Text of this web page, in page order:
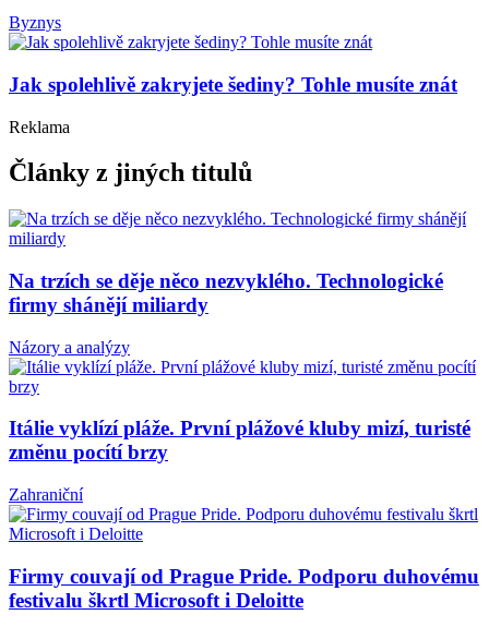
Byznys
Jak spolehlivě zakryjete šediny? Tohle musíte znát
Reklama
Články z jiných titulů
Na trzích se děje něco nezvyklého. Technologické
firmy shánějí miliardy
Názory a analýzy
Itálie vyklízí pláže. První plážové kluby mizí, turisté
změnu pocítí brzy
Zahraniční
Firmy couvají od Prague Pride. Podporu duhovému
festivalu škrtl Microsoft i Deloitte